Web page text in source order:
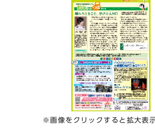
※画像をクリックすると拡大表示